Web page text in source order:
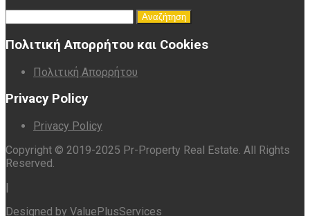
Πολιτική Απορρήτου και Cookies
Πολιτική Απορρήτου
Privacy Policy
Privacy Policy
Copyright © 2019-2025 Pr-Property Real Estate. All Rights
Reserved.
|
Designed by ValuePlusServices